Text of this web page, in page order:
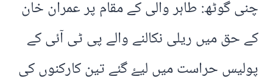
چنی گوٹھ: طاہر والی کے مقام پر عمران خان
کے حق میں ریلی نکالنے والے پی ٹی آئی کے
پولیس حراست میں لیۓ گئے تین کارکنوں کی